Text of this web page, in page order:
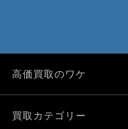
高価買取のワケ
買取カテゴリー